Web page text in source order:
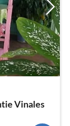
Vinales